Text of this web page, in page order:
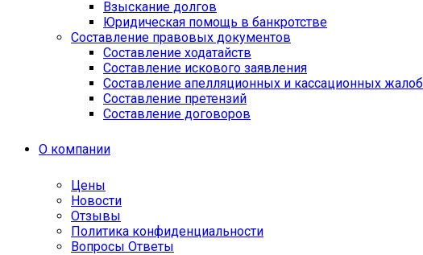
Взыскание долгов
Юридическая помощь в банкротстве
Составление правовых документов
Составление ходатайств
Составление искового заявления
Составление апелляционных и кассационных жалоб
Cоставление претензий
Составление договоров
О компании
Цены
Новости
Отзывы
Политика конфиденциальности
Вопросы Ответы